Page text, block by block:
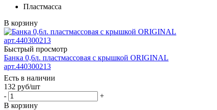
Пластмасса
В корзину
Быстрый просмотр
Банка 0,6л. пластмассовая с крышкой ORIGINAL
арт.440300213
Есть в наличии
132 руб/шт
-
+
В корзину